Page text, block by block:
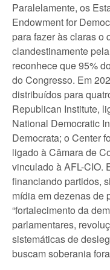
Paralelamente, os
Endowment for
para fazer às claras o
clandestinamente
reconhece que 95%
do Congresso. Em
distribuídos para
Republican Institute,
National Democratic
Democrata; o Center
ligado à Câmara de
vinculado à AFL-CIO.
financiando partidos,
mídia em dezenas de
“fortalecimento da
parlamentares,
sistemáticas de
buscam soberania